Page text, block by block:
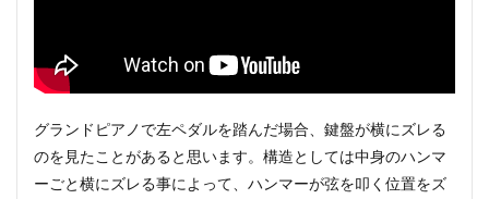
グランドピアノで左ペダルを踏んだ場合、鍵盤が横にズレる
のを見たことがあると思います。構造としては中身のハンマ
ーごと横にズレる事によって、ハンマーが弦を叩く位置をズ